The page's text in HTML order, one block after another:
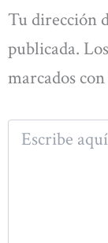
Tu dirección
publicada.
marcados con
Escribe
aquí...